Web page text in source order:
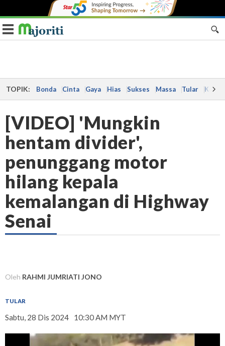
Toggle navigation
TOPIK: Bonda Cinta Gaya Hias Sukses Massa Tular Kes
[VIDEO] 'Mungkin
hentam divider',
penunggang motor
hilang kepala
kemalangan di Highway
Senai
Oleh RAHMI JUMRIATI JONO
TULAR
Sabtu, 28 Dis 2024 10:30 AM MYT